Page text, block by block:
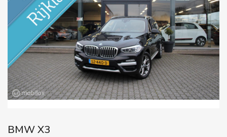
BMW X3